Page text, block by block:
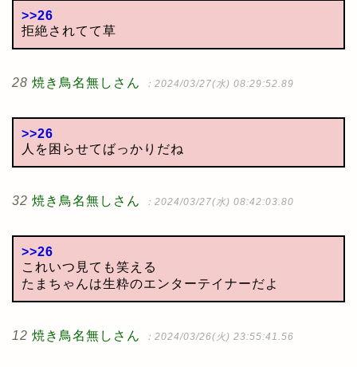
>>26
拒絶されてて草
28 焼き鳥名無しさん ：2024/03/27(水) 08:29:52.89
>>26
人を困らせてばっかりだね
32 焼き鳥名無しさん ：2024/03/27(水) 08:42:03.80
>>26
これいつ見ても笑える
たまちゃんは生粋のエンターテイナーだよ
12 焼き鳥名無しさん ：2024/03/26(火) 23:55:41.56